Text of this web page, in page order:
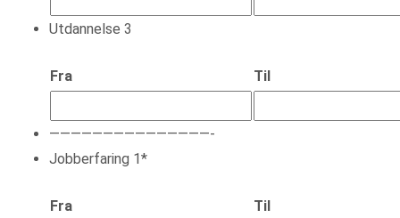
Utdannelse 3
Fra Til
———————————————-
Jobberfaring 1*
Fra Til